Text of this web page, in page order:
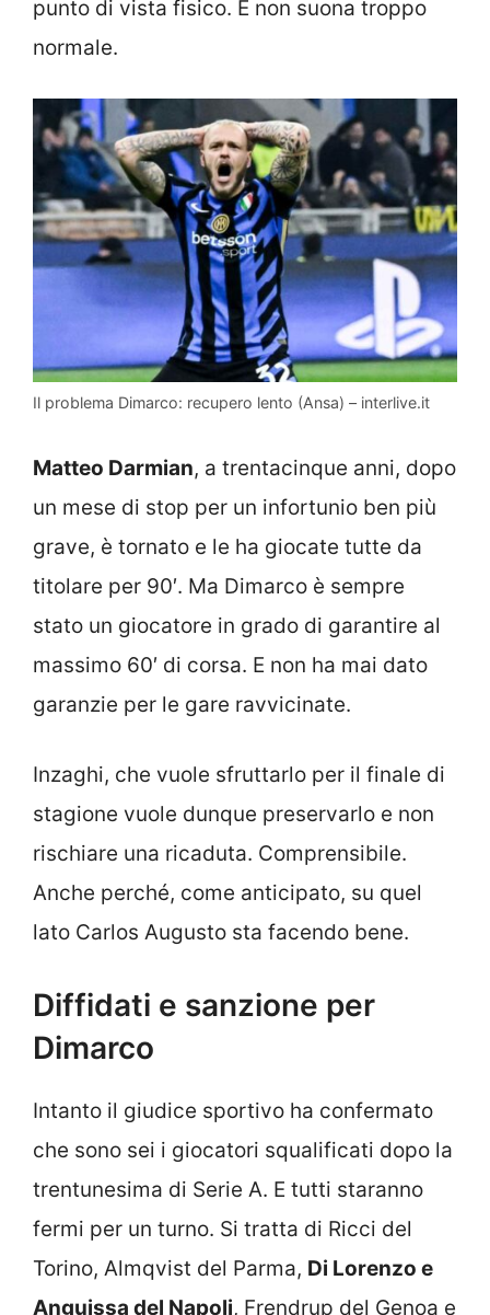
punto di vista fisico. E non suona troppo
normale.
Il problema Dimarco: recupero lento (Ansa) – interlive.it
Matteo Darmian, a trentacinque anni, dopo
un mese di stop per un infortunio ben più
grave, è tornato e le ha giocate tutte da
titolare per 90′. Ma Dimarco è sempre
stato un giocatore in grado di garantire al
massimo 60′ di corsa. E non ha mai dato
garanzie per le gare ravvicinate.
Inzaghi, che vuole sfruttarlo per il finale di
stagione vuole dunque preservarlo e non
rischiare una ricaduta. Comprensibile.
Anche perché, come anticipato, su quel
lato Carlos Augusto sta facendo bene.
Diffidati e sanzione per
Dimarco
Intanto il giudice sportivo ha confermato
che sono sei i giocatori squalificati dopo la
trentunesima di Serie A. E tutti staranno
fermi per un turno. Si tratta di Ricci del
Torino, Almqvist del Parma, Di Lorenzo e
Anguissa del Napoli, Frendrup del Genoa e